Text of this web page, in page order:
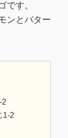
です。
ンとバター
2
1-2